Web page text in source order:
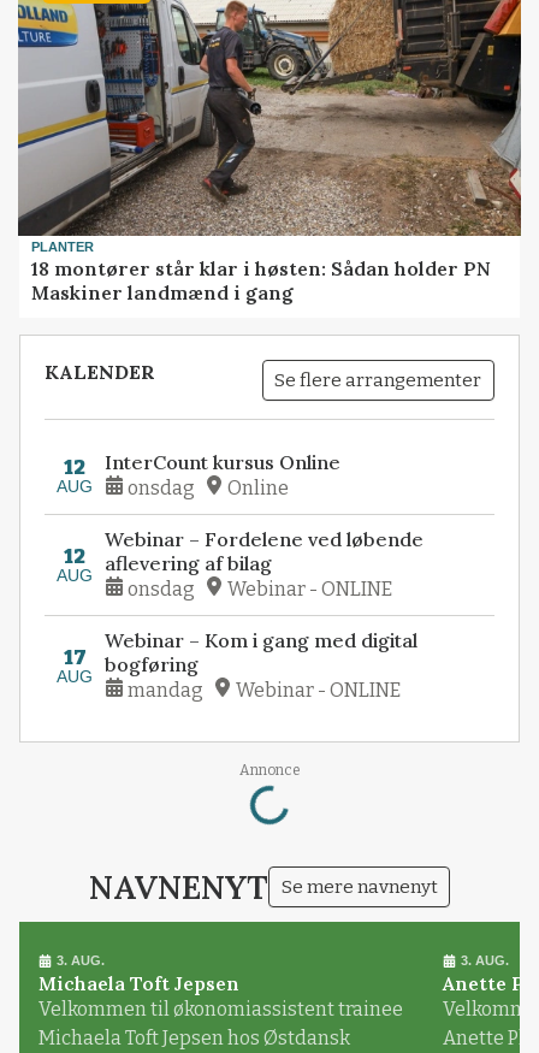
PLANTER
18 montører står klar i høsten: Sådan holder PN
Maskiner landmænd i gang
KALENDER Se flere arrangementer
12
AUG
InterCount kursus Online
onsdag Online
12
AUG
Webinar – Fordelene ved løbende
aflevering af bilag
onsdag Webinar - ONLINE
17
AUG
Webinar – Kom i gang med digital
bogføring
mandag Webinar - ONLINE
Annonce
Loading...
NAVNENYT Se mere navnenyt
3. AUG.
Michaela Toft Jepsen
Velkommen til økonomiassistent trainee
Michaela Toft Jepsen hos Østdansk
3. AUG.
Anette
Anette